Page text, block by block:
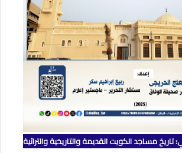
تاريخ مساجد الكويت القديمة والتاريخية والتراثية